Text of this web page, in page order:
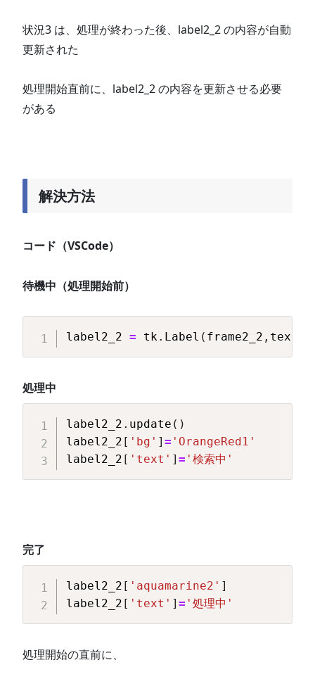
状況3 は、処理が終わった後、label2_2 の内容が自動
更新された
処理開始直前に、label2_2 の内容を更新させる必要
がある
解決方法
コード（VSCode）
待機中（処理開始前）
label2_2 = tk. Label ( frame2_2 , text
Copy
処理中
label2_2 . update ( )
label2_2 [ 'bg' ] = 'OrangeRed1'
label2_2 [ 'text' ] = '検索中'
完了
label2_2 [ 'aquamarine2' ]
label2_2 [ 'text' ] = '処理中'
処理開始の直前に、